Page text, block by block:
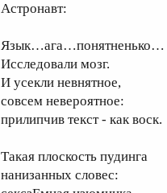
Астронавт:
Язык…ага…понятненько…
Исследовали мозг.
И усекли невнятное,
совсем невероятное:
прилипчив текст - как воск.
Такая плоскость пудинга
нанизанных словес: